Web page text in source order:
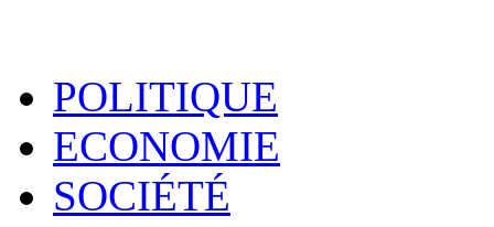
POLITIQUE
ECONOMIE
SOCIÉTÉ